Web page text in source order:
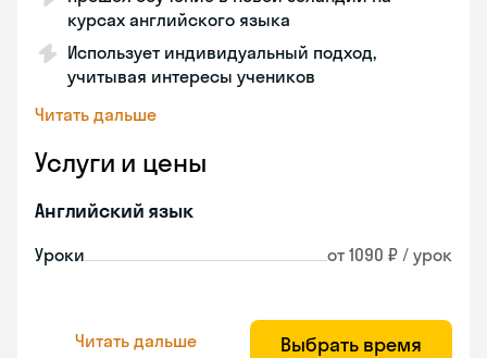
курсах английского языка
Использует индивидуальный подход,
учитывая интересы учеников
Читать дальше
Услуги и цены
Английский язык
Уроки от 1090 ₽ / урок
Читать дальше Выбрать время